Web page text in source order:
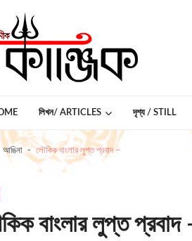
লিখন/ ARTICLES দৃশ্য / STILL
আঙিনা লৌকিক বাংলার লুপ্ত প্রবাদ –
বাংলার লুপ্ত প্রবাদ